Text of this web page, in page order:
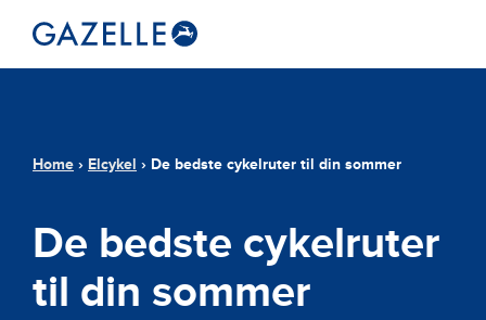
Home › Elcykel › De bedste cykelruter til din sommer
De bedste cykelruter
til din sommer